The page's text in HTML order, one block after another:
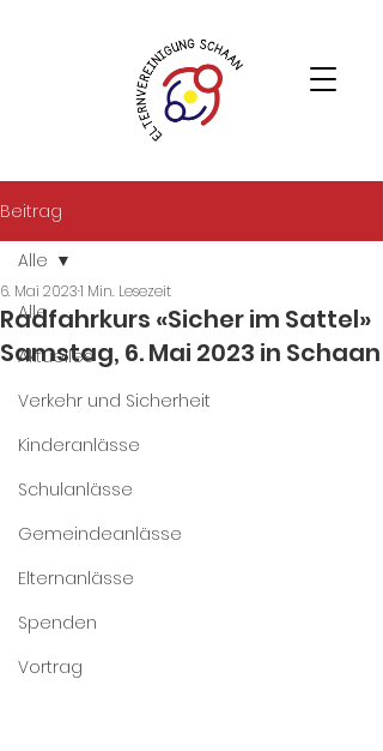
Beitrag
Alle
Aktuelles
Verkehr und Sicherheit
Kinderanlässe
Schulanlässe
Gemeindeanlässe
Elternanlässe
Spenden
Vortrag
Alle
Radfahrkurs «Sicher im Sattel»
Samstag, 6. Mai 2023 in Schaan
6. Mai 20231 Min. Lesezeit